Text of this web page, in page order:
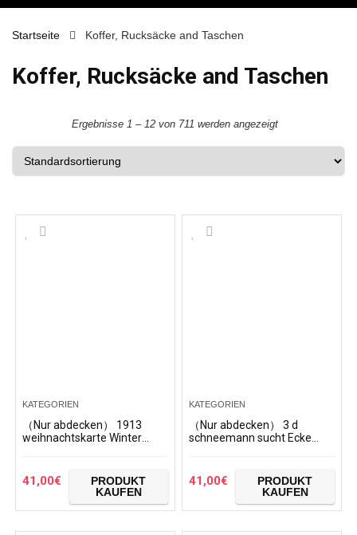
Startseite Koffer, Rucksäcke and Taschen
Koffer, Rucksäcke and Taschen
Ergebnisse 1 – 12 von 711 werden angezeigt
KATEGORIEN
（Nur abdecken） 1913
weihnachtskarte Winter
Protector case Fall
reisegepäck auf 28…
41,00€
PRODUKT
KAUFEN
KATEGORIEN
（Nur abdecken） 3 d
schneemann sucht Ecke
Protector case Fall
reisegepäck…
41,00€
PRODUKT
KAUFEN